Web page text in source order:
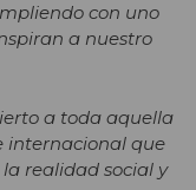
con uno
a nuestro
a toda aquella
internacional que
realidad social y